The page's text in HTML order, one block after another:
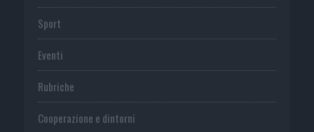
Sport
Eventi
Rubriche
Cooperazione e dintorni